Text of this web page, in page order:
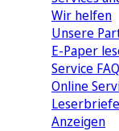
Wir helfen
Unsere
E-Paper
Service FAQ
Online
Leserbriefe
Anzeigen